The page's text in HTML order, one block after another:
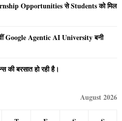
Opportunities से Students को मिल
Google Agentic AI University बनी
की बरसात हो रही है।
August 2026